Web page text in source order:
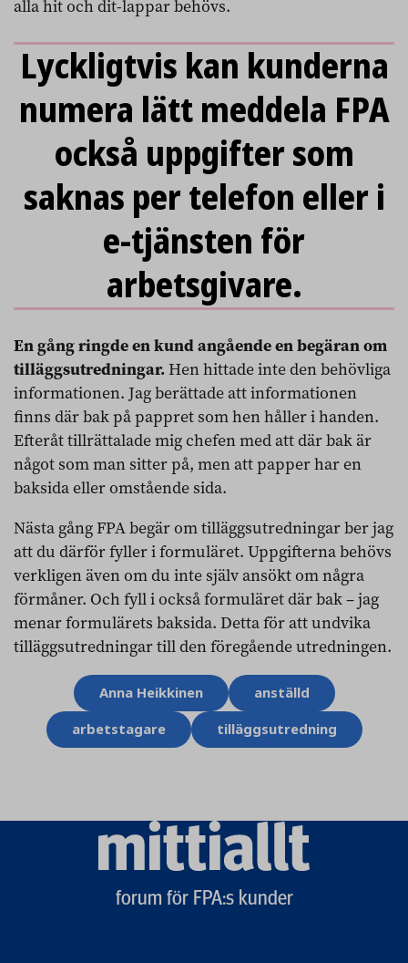
alla hit och dit-lappar behövs.
Lyckligtvis kan kunderna
numera lätt meddela FPA
också uppgifter som
saknas per telefon eller i
e-tjänsten för
arbetsgivare.
En gång ringde en kund angående en begäran om
tilläggsutredningar.Hen hittade inte den behövliga
informationen. Jag berättade att informationen
finns där bak på pappret som hen håller i handen.
Efteråt tillrättalade mig chefen med att där bak är
något som man sitter på, men att papper har en
baksida eller omstående sida.
Nästa gång FPA begär om tilläggsutredningar ber jag
att du därför fyller i formuläret. Uppgifterna behövs
verkligen även om du inte själv ansökt om några
förmåner. Och fyll i också formuläret där bak – jag
menar formulärets baksida. Detta för att undvika
tilläggsutredningar till den föregående utredningen.
ÄmnesordAnna Heikkinen
anställd
arbetstagare
tilläggsutredning
Mittiallt
forum för FPA:s kunder